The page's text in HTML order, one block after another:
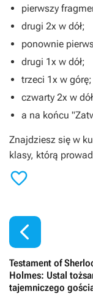
pierwszy
drugi 2x w dół;
ponownie
drugi 1x w dół;
trzeci 1x w górę;
czwarty 2x w
a na końcu
Znajdziesz się w
klasy, którą


Testament of
Holmes: Ustal
tajemniczego